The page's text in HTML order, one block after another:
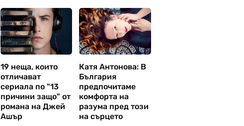
19 неща, които
отличават
сериала по "13
причини защо" от
романа на Джей
Ашър
Катя Антонова: В
България
предпочитаме
комфорта на
разума пред този
на сърцето